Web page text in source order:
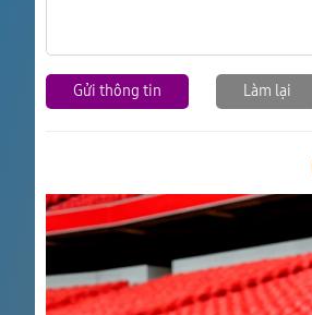
Gửi thông tin Làm lại